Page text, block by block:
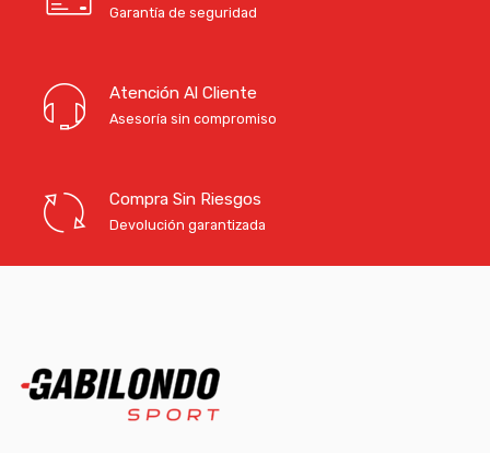
Garantía de seguridad
Atención Al Cliente
Asesoría sin compromiso
Compra Sin Riesgos
Devolución garantizada